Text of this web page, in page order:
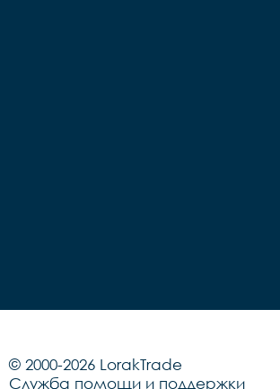
© 2000-2026 LorakTrade
Служба помощи и поддержки